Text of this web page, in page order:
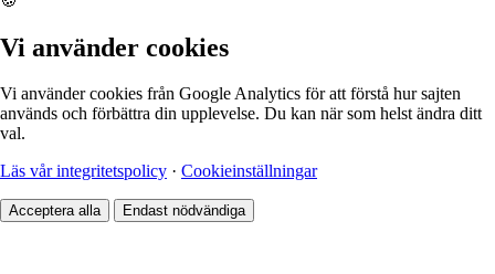
Vi använder cookies
Vi använder cookies från Google Analytics för att förstå hur sajten
används och förbättra din upplevelse. Du kan när som helst ändra ditt
val.
Läs vår integritetspolicy · Cookieinställningar
Acceptera alla Endast nödvändiga